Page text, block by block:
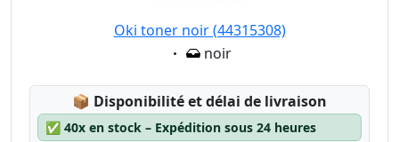
Oki toner noir (44315308)
Eigenschaft:
noir
📦 Lagerstatus:
Disponibilité et délai de livraison
✅ 40x en stock – Expédition sous 24 heures